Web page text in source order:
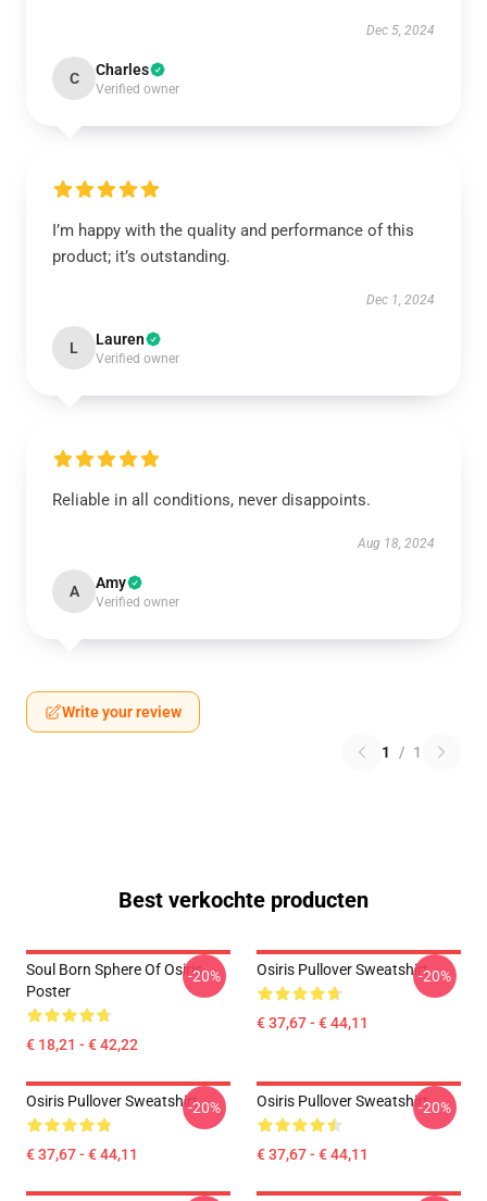
Dec 5, 2024
C Charles
Verified owner
I’m happy with the quality and performance of this
product; it’s outstanding.
Dec 1, 2024
L Lauren
Verified owner
Reliable in all conditions, never disappoints.
Aug 18, 2024
A Amy
Verified owner
Write your review
1 / 1
Best verkochte producten
Soul Born Sphere Of Osiris
Poster
€ 18,21 - € 42,22
-20% Osiris Pullover Sweatshirt
€ 37,67 - € 44,11
-20%
Osiris Pullover Sweatshirt
€ 37,67 - € 44,11
-20% Osiris Pullover Sweatshirt
€ 37,67 - € 44,11
-20%